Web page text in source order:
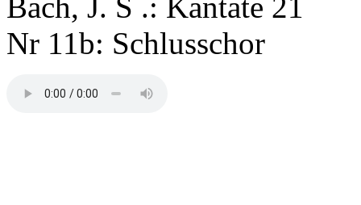
Nr 11b: Schlusschor